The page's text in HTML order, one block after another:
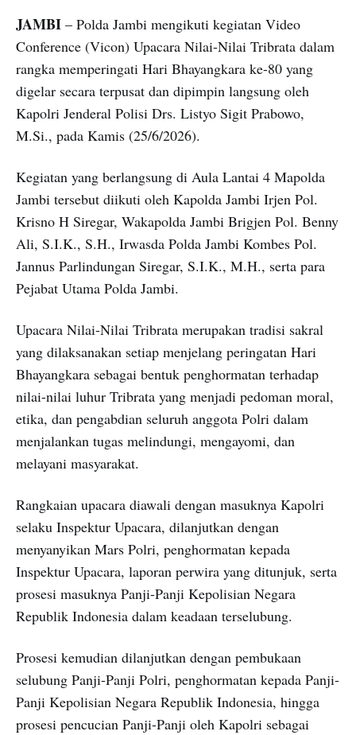
JAMBI – Polda Jambi mengikuti kegiatan Video
Conference (Vicon) Upacara Nilai-Nilai Tribrata dalam
rangka memperingati Hari Bhayangkara ke-80 yang
digelar secara terpusat dan dipimpin langsung oleh
Kapolri Jenderal Polisi Drs. Listyo Sigit Prabowo,
M.Si., pada Kamis (25/6/2026).
Kegiatan yang berlangsung di Aula Lantai 4 Mapolda
Jambi tersebut diikuti oleh Kapolda Jambi Irjen Pol.
Krisno H Siregar, Wakapolda Jambi Brigjen Pol. Benny
Ali, S.I.K., S.H., Irwasda Polda Jambi Kombes Pol.
Jannus Parlindungan Siregar, S.I.K., M.H., serta para
Pejabat Utama Polda Jambi.
Upacara Nilai-Nilai Tribrata merupakan tradisi sakral
yang dilaksanakan setiap menjelang peringatan Hari
Bhayangkara sebagai bentuk penghormatan terhadap
nilai-nilai luhur Tribrata yang menjadi pedoman moral,
etika, dan pengabdian seluruh anggota Polri dalam
menjalankan tugas melindungi, mengayomi, dan
melayani masyarakat.
Rangkaian upacara diawali dengan masuknya Kapolri
selaku Inspektur Upacara, dilanjutkan dengan
menyanyikan Mars Polri, penghormatan kepada
Inspektur Upacara, laporan perwira yang ditunjuk, serta
prosesi masuknya Panji-Panji Kepolisian Negara
Republik Indonesia dalam keadaan terselubung.
Prosesi kemudian dilanjutkan dengan pembukaan
selubung Panji-Panji Polri, penghormatan kepada Panji-
Panji Kepolisian Negara Republik Indonesia, hingga
prosesi pencucian Panji-Panji oleh Kapolri sebagai